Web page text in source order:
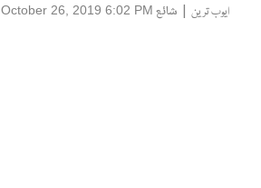
ایوب ترین | شائع October 26, 2019 6:02 PM